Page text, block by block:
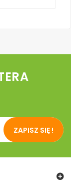
ZAPISZ SIĘ !